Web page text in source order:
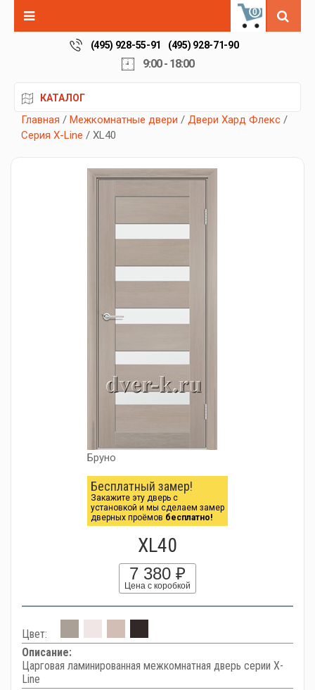
0
(495) 928-55-91 (495) 928-71-90
9:00 - 18:00
КАТАЛОГ
Главная / Межкомнатные двери / Двери Хард Флекс /
Серия X-Line / XL40
Бруно
Бесплатный замер!
Закажите эту дверь с
установкой и мы сделаем замер
дверных проёмов бесплатно!
XL40
7 380 ₽
Цена с коробкой
Цвет:
Описание:
Царговая ламинированная межкомнатная дверь серии X-
Line